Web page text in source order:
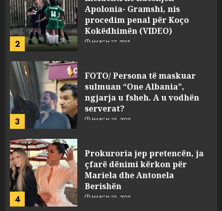
2
Apolonia- Gramshi, nis
procedim penal për Koço
Kokëdhimën (VIDEO)
MARCH 27, 2025
3
FOTO/ Persona të maskuar
sulmuan “One Albania”,
ngjarja u fsheh. A u vodhën
serverat?
MARCH 25, 2025
4
Prokuroria jep pretencën, ja
çfarë dënimi kërkon për
Mariela dhe Antonela
Berishën
MARCH 25, 2025